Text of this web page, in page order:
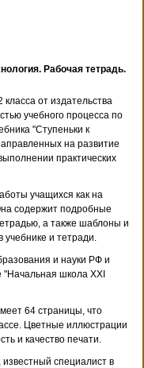
Рабочая тетрадь.
от издательства
учебного процесса по
"Ступеньки к
на развитие
практических
учащихся как на
содержит подробные
а также шаблоны и
учебнике и тетради.
и науки РФ и
"Начальная школа XXI
64 страницы, что
Цветные иллюстрации
и качество печати.
специалист в